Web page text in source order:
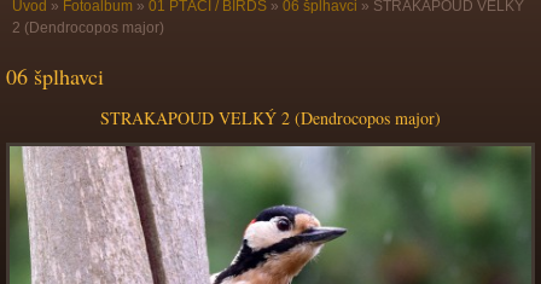
Úvod » Fotoalbum » 01 PTÁCI / BIRDS » 06 šplhavci » STRAKAPOUD VELKÝ
2 (Dendrocopos major)
06 šplhavci
STRAKAPOUD VELKÝ 2 (Dendrocopos major)